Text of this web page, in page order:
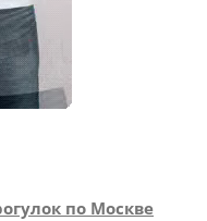
по Москве